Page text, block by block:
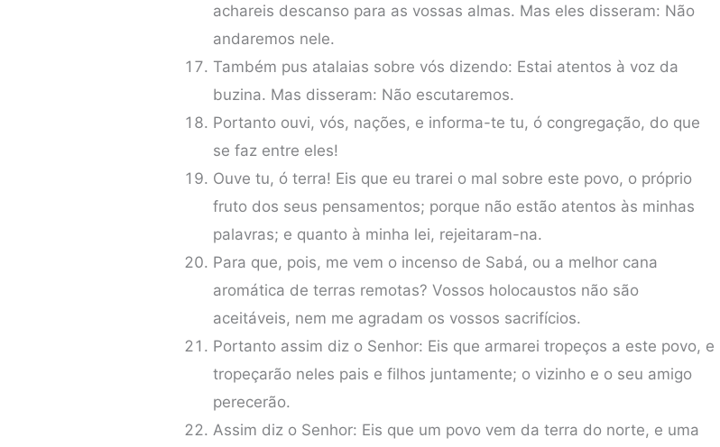
achareis descanso para as vossas almas. Mas eles disseram: Não
andaremos nele.
Também pus atalaias sobre vós dizendo: Estai atentos à voz da
buzina. Mas disseram: Não escutaremos.
Portanto ouvi, vós, nações, e informa-te tu, ó congregação, do que
se faz entre eles!
Ouve tu, ó terra! Eis que eu trarei o mal sobre este povo, o próprio
fruto dos seus pensamentos; porque não estão atentos às minhas
palavras; e quanto à minha lei, rejeitaram-na.
Para que, pois, me vem o incenso de Sabá, ou a melhor cana
aromática de terras remotas? Vossos holocaustos não são
aceitáveis, nem me agradam os vossos sacrifícios.
Portanto assim diz o Senhor: Eis que armarei tropeços a este povo, e
tropeçarão neles pais e filhos juntamente; o vizinho e o seu amigo
perecerão.
Assim diz o Senhor: Eis que um povo vem da terra do norte, e uma